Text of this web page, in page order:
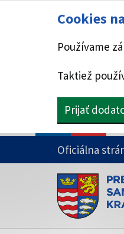
Cookies
Používame
Taktiež
Prijať
PRESKOČIŤ NA
Oficiálna
Doména
Toto je